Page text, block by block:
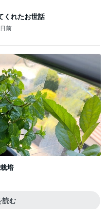
くれたお世話
前
培
読む